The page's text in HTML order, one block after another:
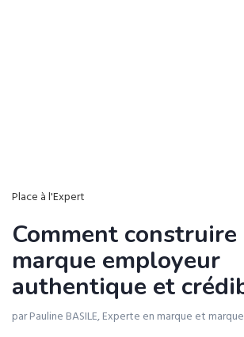
Place à l'Expert
Comment construire
marque employeur
authentique et
par Pauline BASILE, Experte en marque et